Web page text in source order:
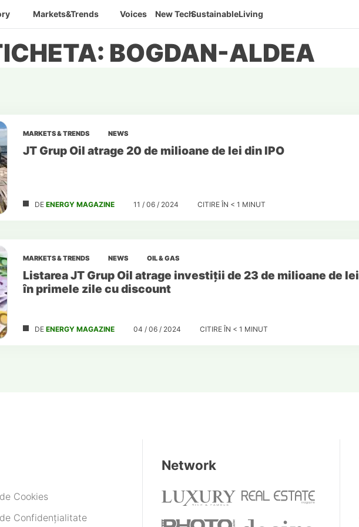
Markets&Trends Voices New TechSustainableLiving
BOGDAN-ALDEA
MARKETS & TRENDS NEWS
JT Grup Oil atrage 20 de milioane de lei din IPO
DE ENERGY MAGAZINE 11 / 06 / 2024 CITIRE ÎN < 1 MINUT
MARKETS & TRENDS NEWS OIL & GAS
Listarea JT Grup Oil atrage investiții de 23 de milioane de lei
în primele zile cu discount
DE ENERGY MAGAZINE 04 / 06 / 2024 CITIRE ÎN < 1 MINUT
Cookies
Confidențialitate
Network